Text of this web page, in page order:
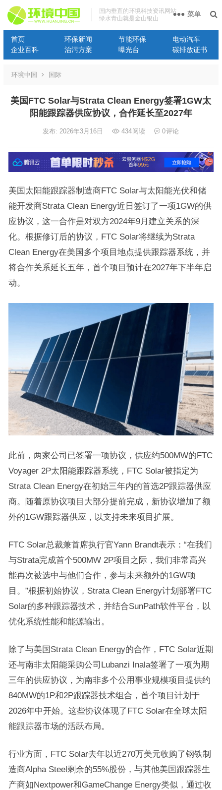
国内垂直的环境科技资讯网站
绿水青山就是金山银山
首页 环保新闻 节能环保
电动汽车
企业百科
治污方案 曝光台 碳排放证书
菜单
环境中国 国际
美国FTC Solar与Strata Clean Energy签署1GW太
阳能跟踪器供应协议，合作延长至2027年
发布: 2026年3月16日 434阅读 0评论
美国太阳能跟踪器制造商FTC Solar与太阳能光伏和储
能开发商Strata Clean Energy近日签订了一项1GW的供
应协议，这一合作是对双方2024年9月建立关系的深
化。根据修订后的协议，FTC Solar将继续为Strata
Clean Energy在美国多个项目地点提供跟踪器系统，并
将合作关系延长五年，首个项目预计在2027年下半年启
动。
此前，两家公司已签署一项协议，供应约500MW的FTC
Voyager 2P太阳能跟踪器系统，FTC Solar被指定为
Strata Clean Energy在初始三年内的首选2P跟踪器供应
商。随着原协议项目大部分提前完成，新协议增加了额
外的1GW跟踪器供应，以支持未来项目扩展。
FTC Solar总裁兼首席执行官Yann Brandt表示：“在我们
与Strata完成首个500MW 2P项目之际，我们非常高兴
能再次被选中与他们合作，参与未来额外的1GW项
目。”根据初始协议，Strata Clean Energy计划部署FTC
Solar的多种跟踪器技术，并结合SunPath软件平台，以
优化系统性能和能源输出。
除了与美国Strata Clean Energy的合作，FTC Solar近期
还与南非太阳能采购公司Lubanzi Inala签署了一项为期
三年的供应协议，为南非多个公用事业规模项目提供约
840MW的1P和2P跟踪器技术组合，首个项目计划于
2026年中开始。这些协议体现了FTC Solar在全球太阳
能跟踪器市场的活跃布局。
行业方面，FTC Solar去年以近270万美元收购了钢铁制
造商Alpha Steel剩余的55%股份，与其他美国跟踪器生
产商如Nextpower和GameChange Energy类似，通过收